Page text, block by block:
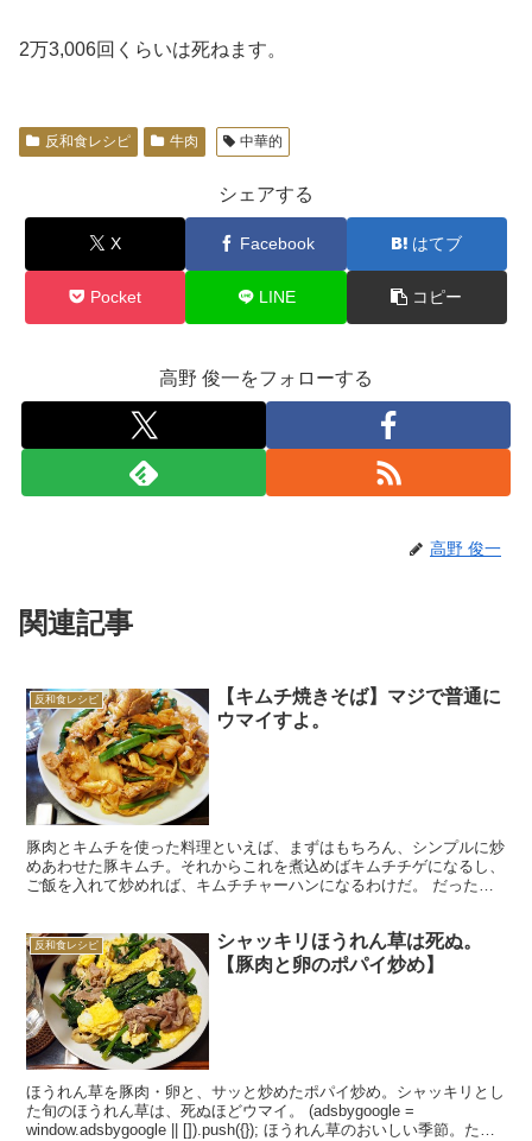
2万3,006回くらいは死ねます。
反和食レシピ 牛肉 中華的
シェアする
X Facebook はてブ
Pocket LINE コピー
高野 俊一をフォローする
高野 俊一
関連記事
反和食レシピ
【キムチ焼きそば】マジで普通に
ウマイすよ。
豚肉とキムチを使った料理といえば、まずはもちろん、シンプルに炒
めあわせた豚キムチ。それからこれを煮込めばキムチチゲになるし、
ご飯を入れて炒めれば、キムチチャーハンになるわけだ。 だったら
反和食レシピ
シャッキリほうれん草は死ぬ。
【豚肉と卵のポパイ炒め】
ほうれん草を豚肉・卵と、サッと炒めたポパイ炒め。シャッキリとし
た旬のほうれん草は、死ぬほどウマイ。 (adsbygoogle =
window.adsbygoogle || []).push({}); ほうれん草のおいしい季節。ただ